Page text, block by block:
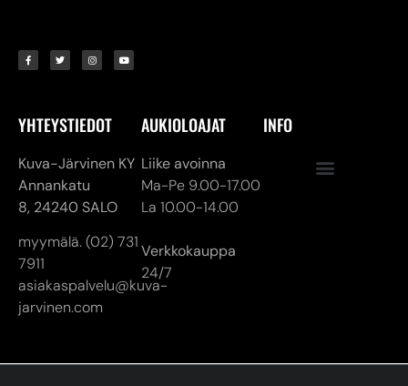
YHTEYSTIEDOT
Kuva-Järvinen KY
Annankatu
8, 24240 SALO
myymälä. (02) 731
7911
asiakaspalvelu@kuva-
jarvinen.com
AUKIOLOAJAT
Liike avoinna
Ma-Pe 9.00-17.00
La 10.00-14.00
Verkkokauppa
24/7
INFO